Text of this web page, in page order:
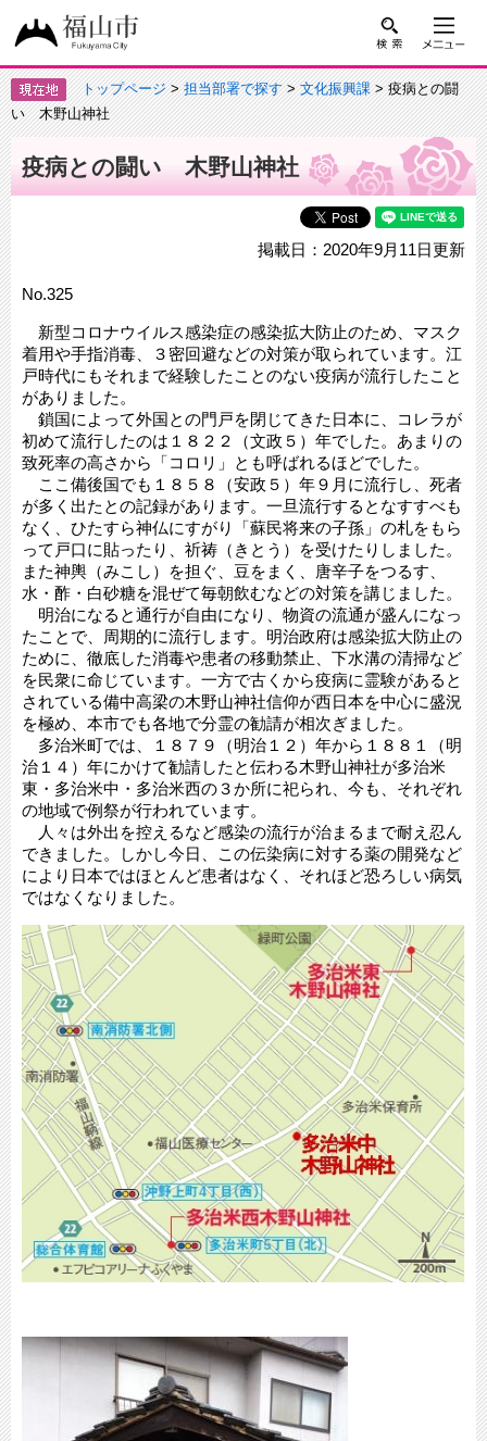
トップページ>担当部署で探す>文化振興課> 疫病との闘
い 木野山神社
疫病との闘い 木野山神社
掲載日：2020年9月11日更新
No.325
新型コロナウイルス感染症の感染拡大防止のため、マスク
着用や手指消毒、３密回避などの対策が取られています。江
戸時代にもそれまで経験したことのない疫病が流行したこと
がありました。
鎖国によって外国との門戸を閉じてきた日本に、コレラが
初めて流行したのは１８２２（文政５）年でした。あまりの
致死率の高さから「コロリ」とも呼ばれるほどでした。
ここ備後国でも１８５８（安政５）年９月に流行し、死者
が多く出たとの記録があります。一旦流行するとなすすべも
なく、ひたすら神仏にすがり「蘇民将来の子孫」の札をもら
って戸口に貼ったり、祈祷（きとう）を受けたりしました。
また神輿（みこし）を担ぐ、豆をまく、唐辛子をつるす、
水・酢・白砂糖を混ぜて毎朝飲むなどの対策を講じました。
明治になると通行が自由になり、物資の流通が盛んになっ
たことで、周期的に流行します。明治政府は感染拡大防止の
ために、徹底した消毒や患者の移動禁止、下水溝の清掃など
を民衆に命じています。一方で古くから疫病に霊験があると
されている備中高梁の木野山神社信仰が西日本を中心に盛況
を極め、本市でも各地で分霊の勧請が相次ぎました。
多治米町では、１８７９（明治１２）年から１８８１（明
治１４）年にかけて勧請したと伝わる木野山神社が多治米
東・多治米中・多治米西の３か所に祀られ、今も、それぞれ
の地域で例祭が行われています。
人々は外出を控えるなど感染の流行が治まるまで耐え忍ん
できました。しかし今日、この伝染病に対する薬の開発など
により日本ではほとんど患者はなく、それほど恐ろしい病気
ではなくなりました。